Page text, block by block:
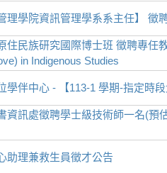
理學院資訊管理學系系主任】 徵
住民族研究國際博士班 徵聘專任
in Indigenous Studies
學伴中心 - 【113-1 學期-指定時
資訊處徵聘學士級技術師一名(預
助理兼救生員徵才公告